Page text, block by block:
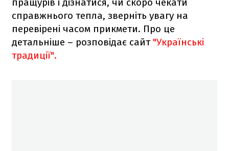
справжнього тепла, зверніть увагу на
перевірені часом прикмети. Про це
детальніше – розповідає сайт "Українські
традиції".